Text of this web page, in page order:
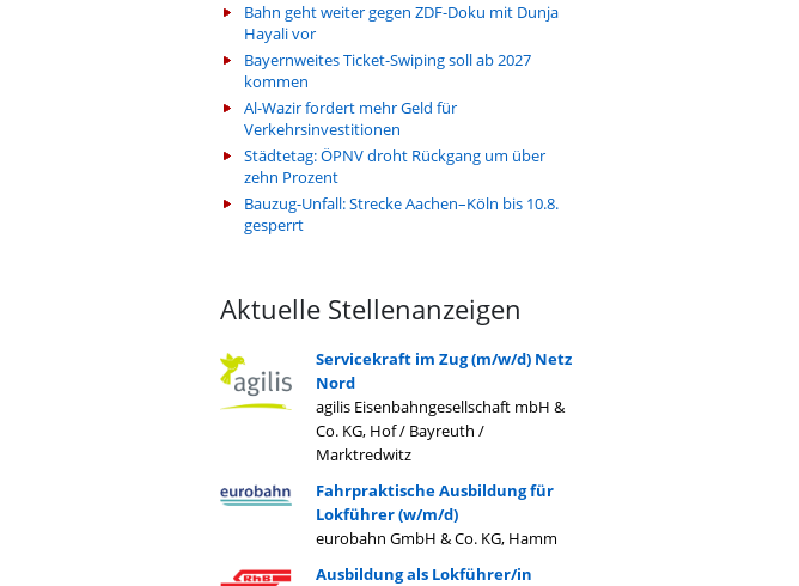
Bahn geht weiter gegen ZDF-Doku mit Dunja
Hayali vor
Bayernweites Ticket-Swiping soll ab 2027
kommen
Al-Wazir fordert mehr Geld für
Verkehrsinvestitionen
Städtetag: ÖPNV droht Rückgang um über
zehn Prozent
Bauzug-Unfall: Strecke Aachen–Köln bis 10.8.
gesperrt
Aktuelle Stellenanzeigen
Servicekraft im Zug (m/w/d) Netz
Nord
agilis Eisenbahngesellschaft mbH &
Co. KG, Hof / Bayreuth /
Marktredwitz
Fahrpraktische Ausbildung für
Lokführer (w/m/d)
eurobahn GmbH & Co. KG, Hamm
Ausbildung als Lokführer/in